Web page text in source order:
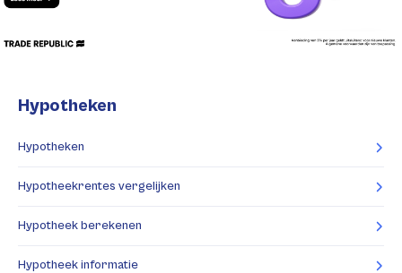
Hypotheken
Hypotheken
Hypotheekrentes vergelijken
Hypotheek berekenen
Hypotheek informatie